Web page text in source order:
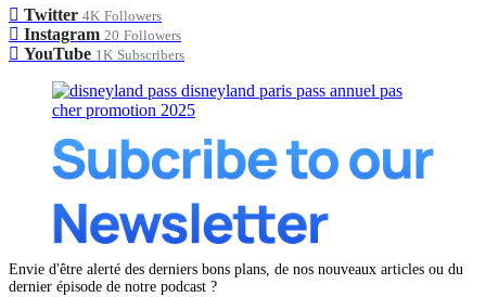
Twitter 4K Followers
Instagram 20 Followers
YouTube 1K Subscribers
Envie d'être alerté des derniers bons plans, de nos nouveaux articles ou du
dernier épisode de notre podcast ?